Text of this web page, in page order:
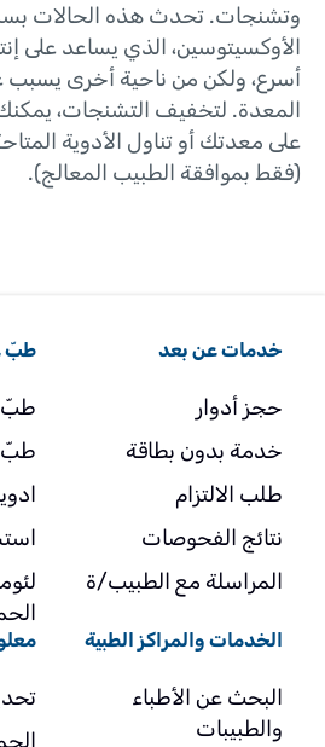
وتشنجات. تحدث هذه الحالات
الأوكسيتوسين، الذي يساعد على
أسرع، ولكن من ناحية أخرى يسبب
المعدة. لتخفيف التشنجات،
على معدتك أو تناول الأدوية
(فقط بموافقة الطبيب المعالج).
خدمات عن بعد
حجز أدوار
خدمة بدون بطاقة
طلب الالتزام
نتائج الفحوصات
المراسلة مع الطبيب/ة
طبّ
طبّ
طبّ
الخدمات والمراكز الطبية
البحث عن الأطباء
والطبيبات